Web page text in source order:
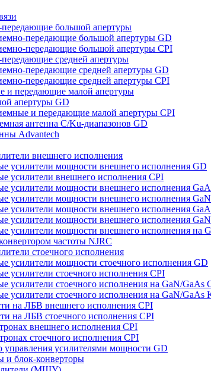
большой апертуры
передающие большой апертуры GD
передающие большой апертуры CPI
средней апертуры
передающие средней апертуры GD
передающие средней апертуры CPI
и передающие малой апертуры
апертуры GD
и передающие малой апертуры CPI
антенна С/Ku-диапазонов GD
Advantech
внешнего исполнения
усилители мощности внешнего исполнения GD
усилители внешнего исполнения CPI
усилители мощности внешнего исполнения
усилители мощности внешнего исполнения
усилители мощности внешнего исполнения
усилители мощности внешнего исполнения
усилители мощности внешнего исполнения на
чаcтоты NJRC
стоечного исполнения
усилители мощности стоечного исполнения GD
усилители стоечного исполнения CPI
усилители стоечного исполнения на GaN/GaAs
усилители стоечного исполнения на GaN/GaAs
на ЛБВ внешнего исполнения CPI
на ЛБВ стоечного исполнения CPI
внешнего исполнения CPI
стоечного исполнения CPI
управления усилителями мощности GD
и блок-конверторы